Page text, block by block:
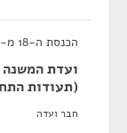
הכנסת ה-18 מ-13/02/2012 עד 13/02/2012
(תעודות
חבר ועדה